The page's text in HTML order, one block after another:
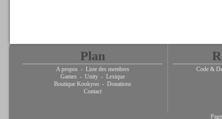
Plan
A propos - Liste des membres
Games - Unity - Lexique
Boutique Kookyoo - Donations
Contact
Code &